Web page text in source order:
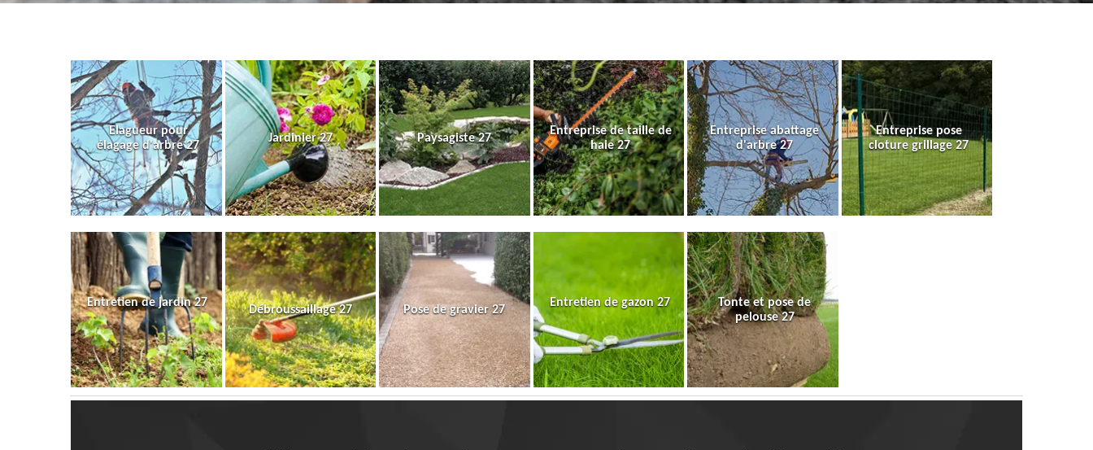
Elagueur pour
élagage d'arbre 27
Jardinier 27 Paysagiste 27
Entreprise de taille de
haie 27
Entreprise abattage
d'arbre 27
Entreprise pose
cloture grillage 27
Entretien de jardin 27
Débroussaillage 27 Pose de gravier 27
Entretien de gazon 27
Tonte et pose de
pelouse 27